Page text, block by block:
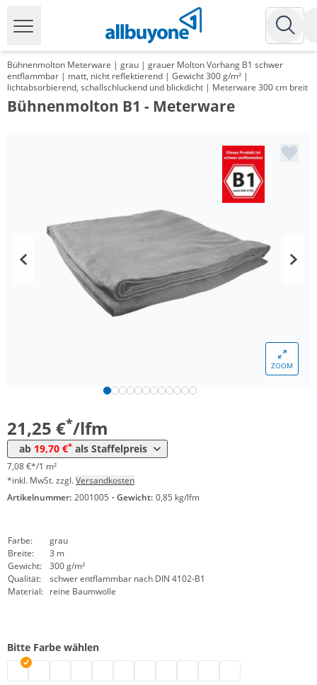
Bühnenmolton Meterware | grau | grauer Molton Vorhang B1 schwer
entflammbar | matt, nicht reflektierend | Gewicht 300 g/m² |
lichtabsorbierend, schallschluckend und blickdicht | Meterware 300 cm breit
Bühnenmolton B1 - Meterware
ZOOM
21,25 €*/lfm
ab 19,70 €* als Staffelpreis
7,08 €*/1 m²
*inkl. MwSt. zzgl.Versandkosten
Artikelnummer: 2001005 · Gewicht: 0,85 kg/lfm
Farbe:
grau
Breite:
3 m
Gewicht:
300 g/m²
Qualität:
schwer entflammbar nach DIN 4102-B1
Material: reine Baumwolle
Bitte Farbe wählen
Bühnenmolton Meterware | grau
Bühnenmolton Meterware | natur